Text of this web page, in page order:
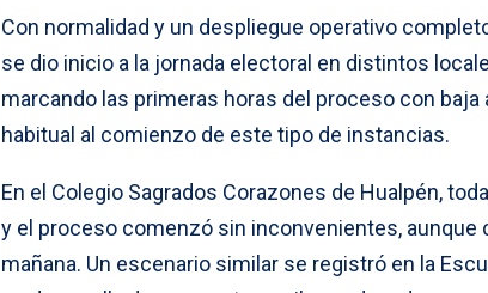
Con normalidad y un despliegue operativo
se dio inicio a la jornada electoral en distintos
marcando las primeras horas del proceso con
habitual al comienzo de este tipo de instancias.
En el Colegio Sagrados Corazones de Hualpén,
y el proceso comenzó sin inconvenientes, aunque
mañana. Un escenario similar se registró en la